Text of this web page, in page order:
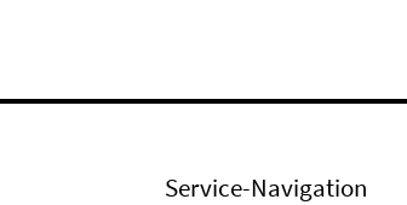
Service-Navigation